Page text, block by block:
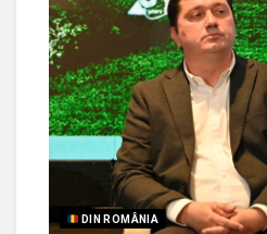
DIN ROMÂNIA